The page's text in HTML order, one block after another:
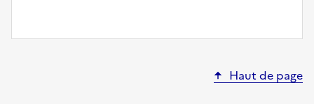
Haut de page